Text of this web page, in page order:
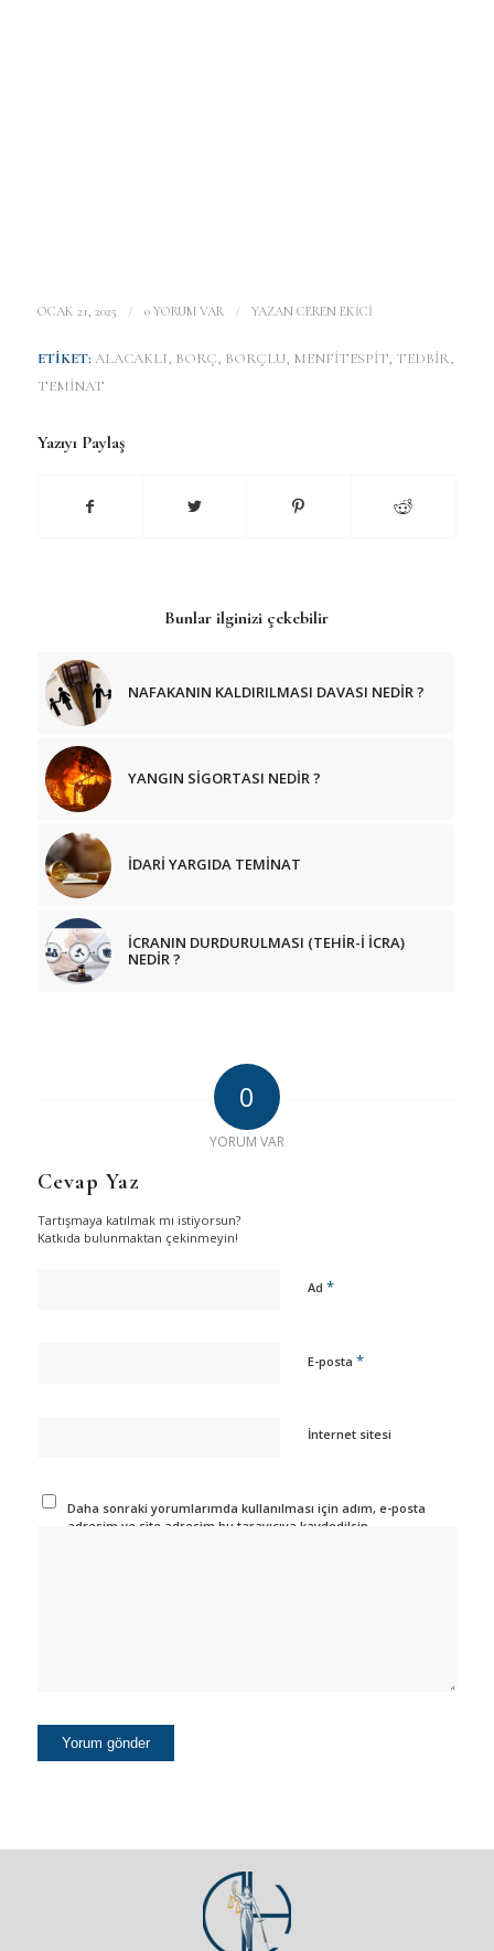
OCAK 21, 2025 / 0 YORUM VAR / YAZAN CEREN EKİCİ
ETIKET: ALACAKLI, BORÇ, BORÇLU, MENFITESPIT, TEDBİR,
TEMINAT
Yazıyı Paylaş
Bunlar ilginizi çekebilir
NAFAKANIN KALDIRILMASI DAVASI NEDİR ?
YANGIN SİGORTASI NEDİR ?
İDARİ YARGIDA TEMİNAT
İCRANIN DURDURULMASI (TEHİR-İ İCRA)
NEDİR ?
0
YORUM VAR
Cevap Yaz
Tartışmaya katılmak mı istiyorsun?
Katkıda bulunmaktan çekinmeyin!
Ad *
E-posta *
İnternet sitesi
Daha sonraki yorumlarımda kullanılması için adım, e-posta
adresim ve site adresim bu tarayıcıya kaydedilsin.